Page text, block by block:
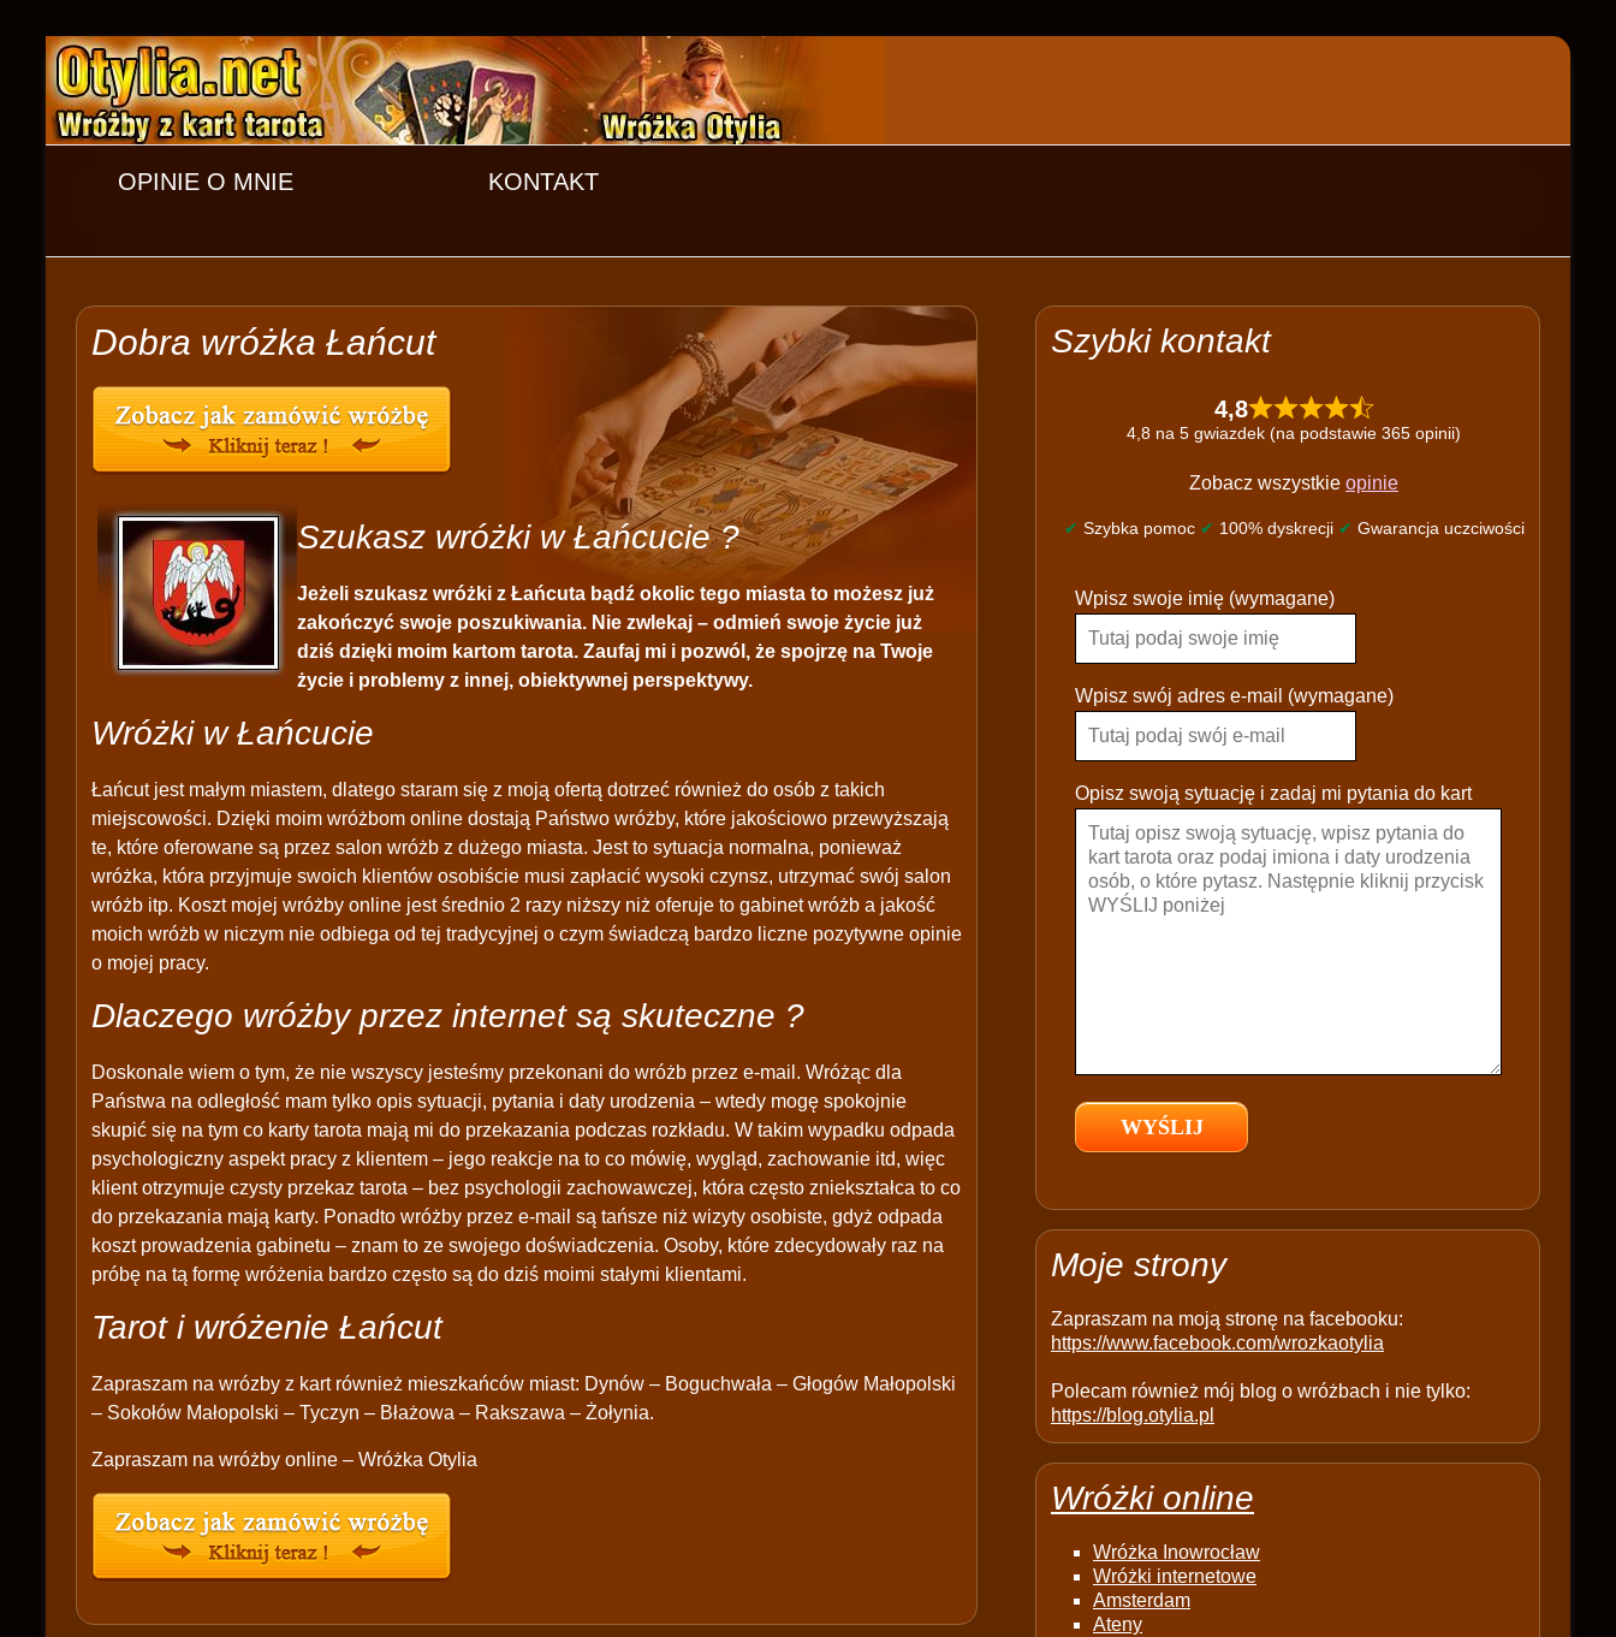
OPINIE O MNIE KONTAKT
Dobra wróżka Łańcut
Szukasz wróżki w Łańcucie ?
Jeżeli szukasz wróżki z Łańcuta bądź okolic tego miasta to możesz już
zakończyć swoje poszukiwania. Nie zwlekaj – odmień swoje życie już
dziś dzięki moim kartom tarota. Zaufaj mi i pozwól, że spojrzę na Twoje
życie i problemy z innej, obiektywnej perspektywy.
Wróżki w Łańcucie
Łańcut jest małym miastem, dlatego staram się z moją ofertą dotrzeć również do osób z takich
miejscowości. Dzięki moim wróżbom online dostają Państwo wróżby, które jakościowo przewyższają
te, które oferowane są przez salon wróżb z dużego miasta. Jest to sytuacja normalna, ponieważ
wróżka, która przyjmuje swoich klientów osobiście musi zapłacić wysoki czynsz, utrzymać swój salon
wróżb itp. Koszt mojej wróżby online jest średnio 2 razy niższy niż oferuje to gabinet wróżb a jakość
moich wróżb w niczym nie odbiega od tej tradycyjnej o czym świadczą bardzo liczne pozytywne opinie
o mojej pracy.
Dlaczego wróżby przez internet są skuteczne ?
Doskonale wiem o tym, że nie wszyscy jesteśmy przekonani do wróżb przez e-mail. Wróżąc dla
Państwa na odległość mam tylko opis sytuacji, pytania i daty urodzenia – wtedy mogę spokojnie
skupić się na tym co karty tarota mają mi do przekazania podczas rozkładu. W takim wypadku odpada
psychologiczny aspekt pracy z klientem – jego reakcje na to co mówię, wygląd, zachowanie itd, więc
klient otrzymuje czysty przekaz tarota – bez psychologii zachowawczej, która często zniekształca to co
do przekazania mają karty. Ponadto wróżby przez e-mail są tańsze niż wizyty osobiste, gdyż odpada
koszt prowadzenia gabinetu – znam to ze swojego doświadczenia. Osoby, które zdecydowały raz na
próbę na tą formę wróżenia bardzo często są do dziś moimi stałymi klientami.
Tarot i wróżenie Łańcut
Zapraszam na wrózby z kart również mieszkańców miast: Dynów – Boguchwała – Głogów Małopolski
– Sokołów Małopolski – Tyczyn – Błażowa – Rakszawa – Żołynia.
Zapraszam na wróżby online – Wróżka Otylia
Szybki kontakt
4,8
4,8 na 5 gwiazdek (na podstawie 365 opinii)
Zobacz wszystkie opinie
✔ Szybka pomoc ✔ 100% dyskrecji ✔ Gwarancja uczciwości
l
a
s
e
a
e
e
p
y
Wpisz swoje imię (wymagane)
Wpisz swój adres e-mail (wymagane)
Opisz swoją sytuację i zadaj mi pytania do kart
Moje strony
Zapraszam na moją stronę na facebooku:
https://www.facebook.com/wrozkaotylia
Polecam również mój blog o wróżbach i nie tylko:
https://blog.otylia.pl
Wróżki online
Wróżka Inowrocław
Wróżki internetowe
Amsterdam
Ateny